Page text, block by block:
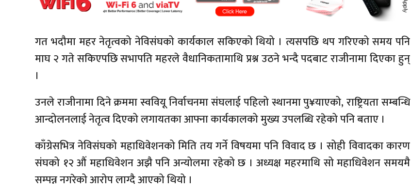
गत भदौमा महर नेतृत्वको नेविसंघको कार्यकाल सकिएको थियो । त्यसपछि थप गरिएको समय पनि
माघ २ गते सकिएपछि सभापति महरले वैधानिकतामाथि प्रश्न उठने भन्दै पदबाट राजीनामा दिएका हुन्
।
उनले राजीनामा दिने क्रममा स्ववियू निर्वाचनमा संघलाई पहिलो स्थानमा पु¥याएको, राष्ट्रियता सम्बन्धि
आन्दोलनलाई नेतृत्व दिएको लगायतका आफ्ना कार्यकालको मुख्य उपलब्धि रहेको पनि बताए ।
काँग्रेसभित्र नेविसंघको महाधिवेशनको मिति तय गर्ने विषयमा पनि विवाद छ । सोही विवादका कारण
संघको १२ औं महाधिवेशन अझै पनि अन्योलमा रहेको छ । अध्यक्ष महरमाथि सो महाधिवेशन समयमै
सम्पन्न नगरेको आरोप लाग्दै आएको थियो ।